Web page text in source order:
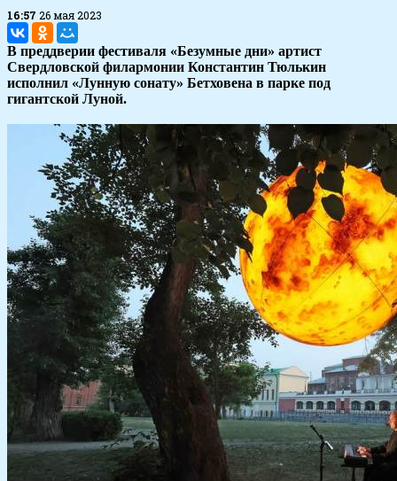
16:57 26 мая 2023
В преддверии фестиваля «Безумные дни» артист
Свердловской филармонии Константин Тюлькин
исполнил «Лунную сонату» Бетховена в парке под
гигантской Луной.